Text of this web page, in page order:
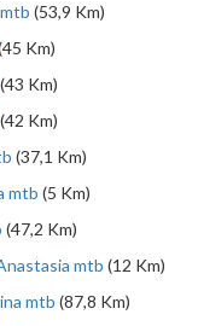
(53,9 Km)
Km)
(43 Km)
(42 Km)
(37,1 Km)
mtb (5 Km)
(47,2 Km)
mtb (12 Km)
mtb (87,8 Km)